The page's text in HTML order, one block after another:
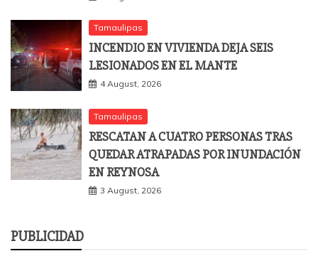
Tamaulipas
INCENDIO EN VIVIENDA DEJA SEIS
LESIONADOS EN EL MANTE
4 August, 2026
Tamaulipas
RESCATAN A CUATRO PERSONAS TRAS
QUEDAR ATRAPADAS POR INUNDACIÓN
EN REYNOSA
3 August, 2026
PUBLICIDAD